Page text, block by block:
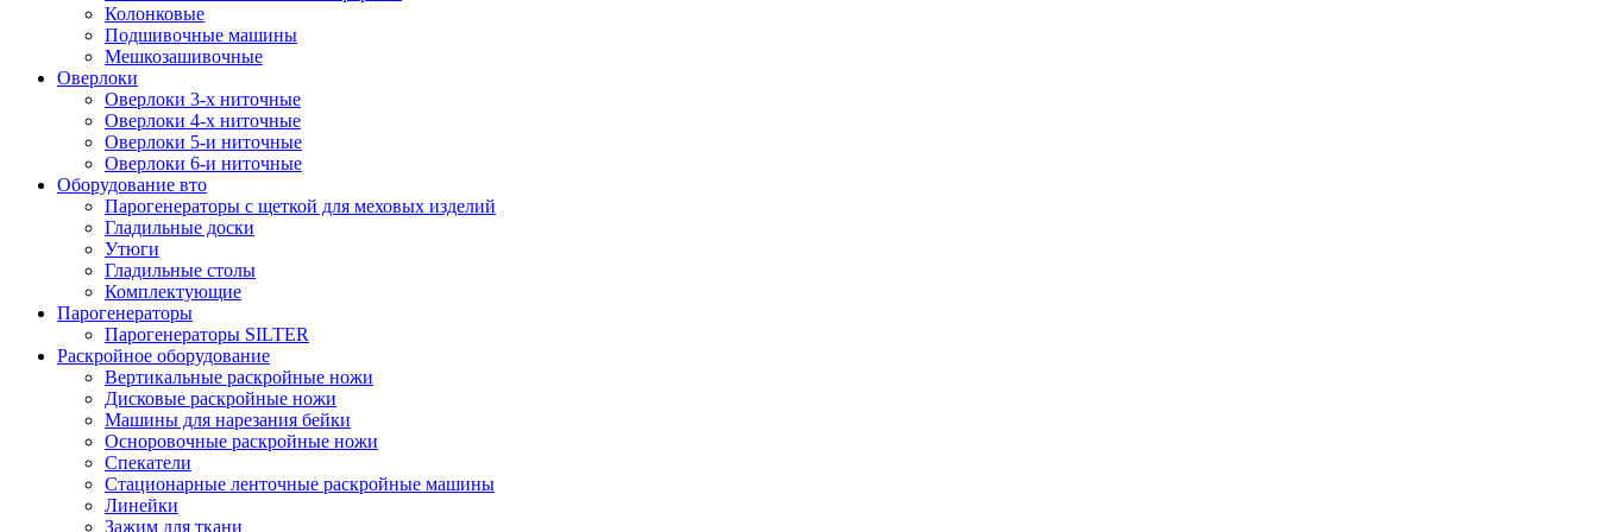
Колонковые
Подшивочные машины
Мешкозашивочные
Оверлоки
Оверлоки 3-х ниточные
Оверлоки 4-х ниточные
Оверлоки 5-и ниточные
Оверлоки 6-и ниточные
Оборудование вто
Парогенераторы с щеткой для меховых изделий
Гладильные доски
Утюги
Гладильные столы
Комплектующие
Парогенераторы
Парогенераторы SILTER
Раскройное оборудование
Вертикальные раскройные ножи
Дисковые раскройные ножи
Машины для нарезания бейки
Осноровочные раскройные ножи
Спекатели
Стационарные ленточные раскройные машины
Линейки
Зажим для ткани